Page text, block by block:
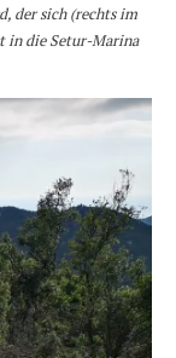
der sich (rechts im
in die Setur-Marina